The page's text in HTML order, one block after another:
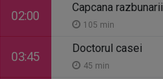
02:00
Capcana razbunarii
105 min
03:45
Doctorul casei
45 min